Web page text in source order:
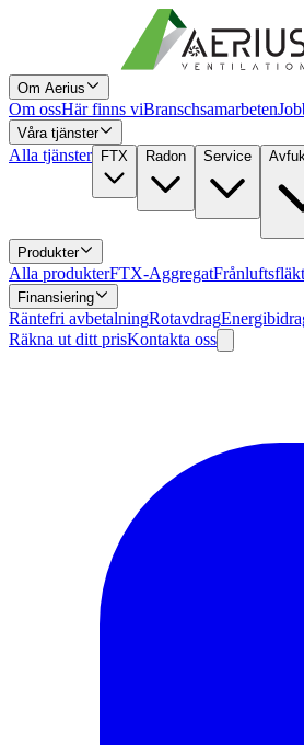
Om Aerius
Om ossHär finns viBranschsamarbeten
Våra tjänster
Alla tjänster FTX Radon Service
Produkter
Alla produkterFTX-Aggregat
Finansiering
Räntefri avbetalningRotavdrag
Räkna ut ditt prisKontakta oss